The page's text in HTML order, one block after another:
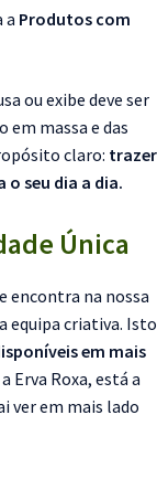
a Produtos com
ou exibe deve ser
em massa e das
claro: trazer
seu dia a dia.
Única
encontra na nossa
equipa criativa. Isto
em mais
Erva Roxa, está a
ver em mais lado